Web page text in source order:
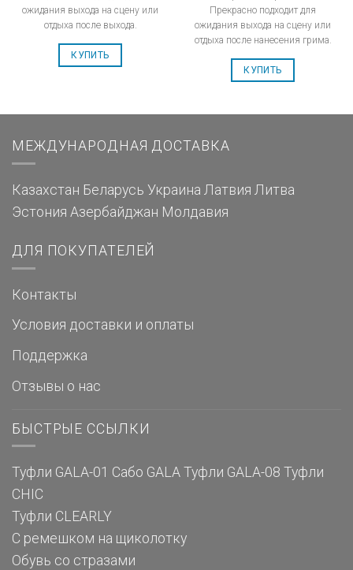
ожидания выхода на сцену или
отдыха после выхода.
КУПИТЬ
Прекрасно подходит для
ожидания выхода на сцену или
отдыха после нанесения грима.
КУПИТЬ
МЕЖДУНАРОДНАЯ ДОСТАВКА
Казахстан Беларусь Украина Латвия Литва
Эстония Азербайджан Молдавия
ДЛЯ ПОКУПАТЕЛЕЙ
Контакты
Условия доставки и оплаты
Поддержка
Отзывы о нас
БЫСТРЫЕ ССЫЛКИ
Туфли GALA-01 Сабо GALA Туфли GALA-08 Туфли
CHIC
Туфли CLEARLY
С ремешком на щиколотку
Обувь со стразами